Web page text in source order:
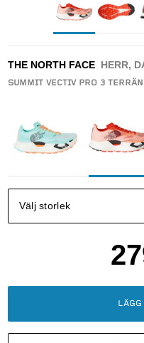
THE NORTH FACE HERR,
SUMMIT VECTIV PRO 3
Välj storlek